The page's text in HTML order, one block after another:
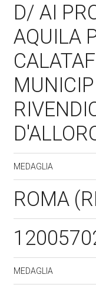
D/ AI
AQUILA
MEDAGLIA
ROMA
MEDAGLIA